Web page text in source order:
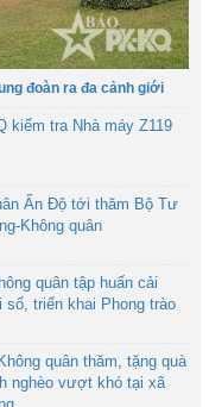
đoàn ra đa cảnh giới
kiểm tra Nhà máy Z119
Ấn Độ tới thăm Bộ Tư
Không quân
quân tập huấn cải
triển khai Phong trào
quân thăm, tặng quà
nghèo vượt khó tại xã